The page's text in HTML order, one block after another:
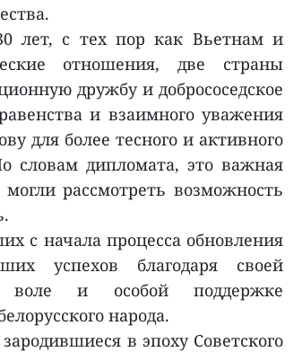
лет, с тех пор как Вьетнам и
отношения, две страны
дружбу и добрососедское
и взаимного уважения
для более тесного и активного
словам дипломата, это важная
рассмотреть возможность
с начала процесса обновления
успехов благодаря своей
воле и особой поддержке
народа.
в эпоху Советского